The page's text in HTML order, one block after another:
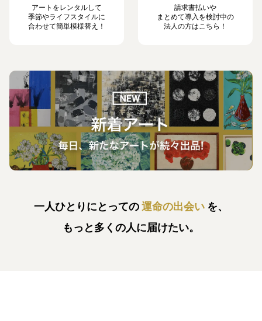
アートをレンタルして
季節やライフスタイルに
合わせて簡単模様替え！
請求書払いや
まとめて導入を検討中の
法人の方はこちら！
一人ひとりにとっての運命の出会い を、
もっと多くの人に届けたい。